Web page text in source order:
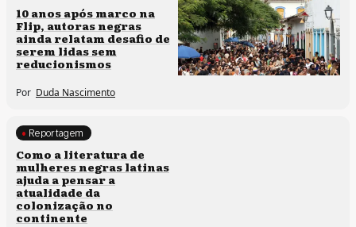
Processos artísticos
10 anos após marco na
Flip, autoras negras
ainda relatam desafio de
serem lidas sem
reducionismos
Por Duda Nascimento
Direitos humanos
Reportagem
Como a literatura de
mulheres negras latinas
ajuda a pensar a
atualidade da
colonização no
continente